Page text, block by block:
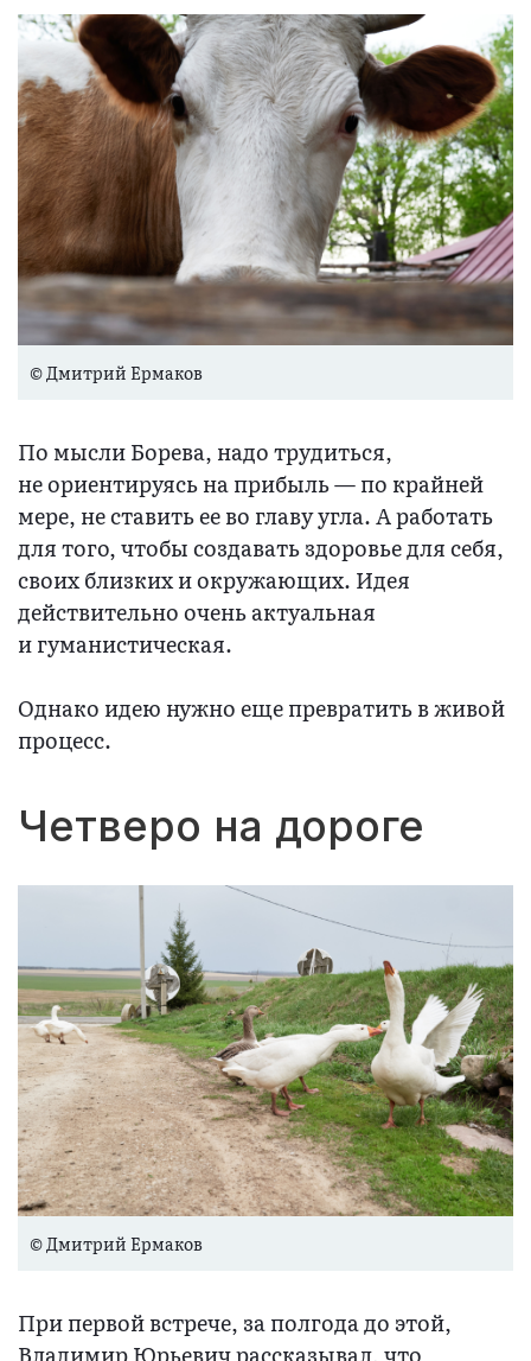
© Дмитрий Ермаков
По мысли Борева, надо трудиться,
не ориентируясь на прибыль — по крайней
мере, не ставить ее во главу угла. А работать
для того, чтобы создавать здоровье для себя,
своих близких и окружающих. Идея
действительно очень актуальная
и гуманистическая.
Однако идею нужно еще превратить в живой
процесс.
Четверо на дороге
© Дмитрий Ермаков
При первой встрече, за полгода до этой,
Владимир Юрьевич рассказывал, что